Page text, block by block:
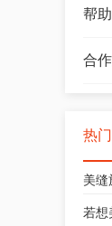
帮
合
热
美缝
若想